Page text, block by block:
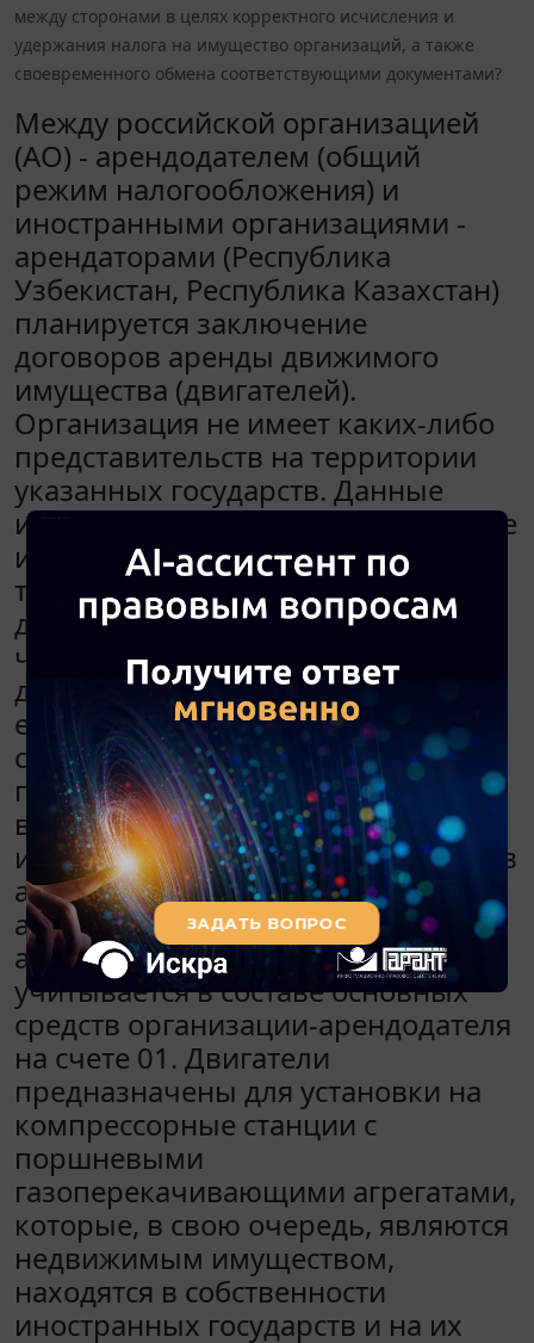
между сторонами в целях корректного исчисления и
удержания налога на имущество организаций, а также
своевременного обмена соответствующими документами?
Между российской организацией
(АО) - арендодателем (общий
режим налогообложения) и
иностранными организациями -
арендаторами (Республика
Узбекистан, Республика Казахстан)
планируется заключение
договоров аренды движимого
имущества (двигателей).
Организация не имеет каких-либо
представительств на территории
указанных государств. Данные
иностранные организации также не
имеют представительств на
территории РФ. Условиями этих
договоров будет предусмотрено,
что договоры будут носить
долгосрочный характер и
ежемесячная арендная плата будет
составлять 850 000 руб. Имущество
передается по договорам аренды
во временное пользование и по
истечении соответствующих сроков
аренды подлежит возврату
арендодателю. Передаваемое в
аренду движимое имущество
учитывается в составе основных
средств организации-арендодателя
на счете 01. Двигатели
предназначены для установки на
компрессорные станции с
поршневыми
газоперекачивающими агрегатами,
которые, в свою очередь, являются
недвижимым имуществом,
находятся в собственности
иностранных государств и на их